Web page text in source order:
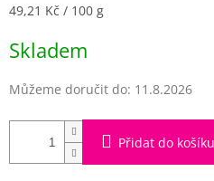
Měrná
49,21 Kč / 100 g
Skladem
Můžeme doručit do: 11.8.2026
Přidat do košíku